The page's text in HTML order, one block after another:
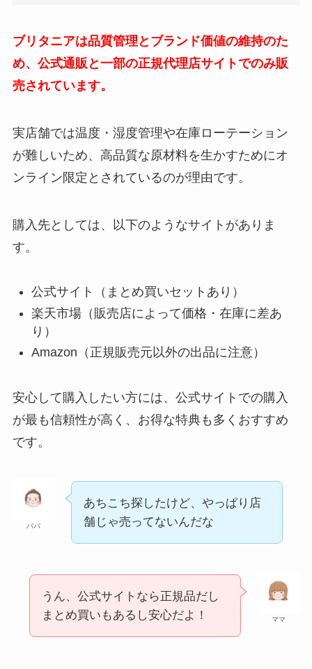
ブリタニアは品質管理とブランド価値の維持のた
め、公式通販と一部の正規代理店サイトでのみ販
売されています。
実店舗では温度・湿度管理や在庫ローテーション
が難しいため、高品質な原材料を生かすためにオ
ンライン限定とされているのが理由です。
購入先としては、以下のようなサイトがありま
す。
公式サイト（まとめ買いセットあり）
楽天市場（販売店によって価格・在庫に差あ
り）
Amazon（正規販売元以外の出品に注意）
安心して購入したい方には、公式サイトでの購入
が最も信頼性が高く、お得な特典も多くおすすめ
です。
パパ
あちこち探したけど、やっぱり店
舗じゃ売ってないんだな
ママ
うん、公式サイトなら正規品だし
まとめ買いもあるし安心だよ！